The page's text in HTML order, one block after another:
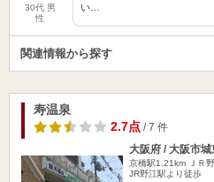
30代 男
性
い…
関連情報から探す
寿温泉
2.7点/ 7 件
大阪府 / 大阪市城
京橋駅1.21km
ＪＲ
JR野江駅より徒歩